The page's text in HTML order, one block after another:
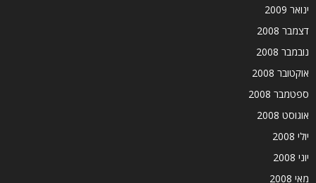
ינואר 2009
דצמבר 2008
נובמבר 2008
אוקטובר 2008
ספטמבר 2008
אוגוסט 2008
יולי 2008
יוני 2008
מאי 2008